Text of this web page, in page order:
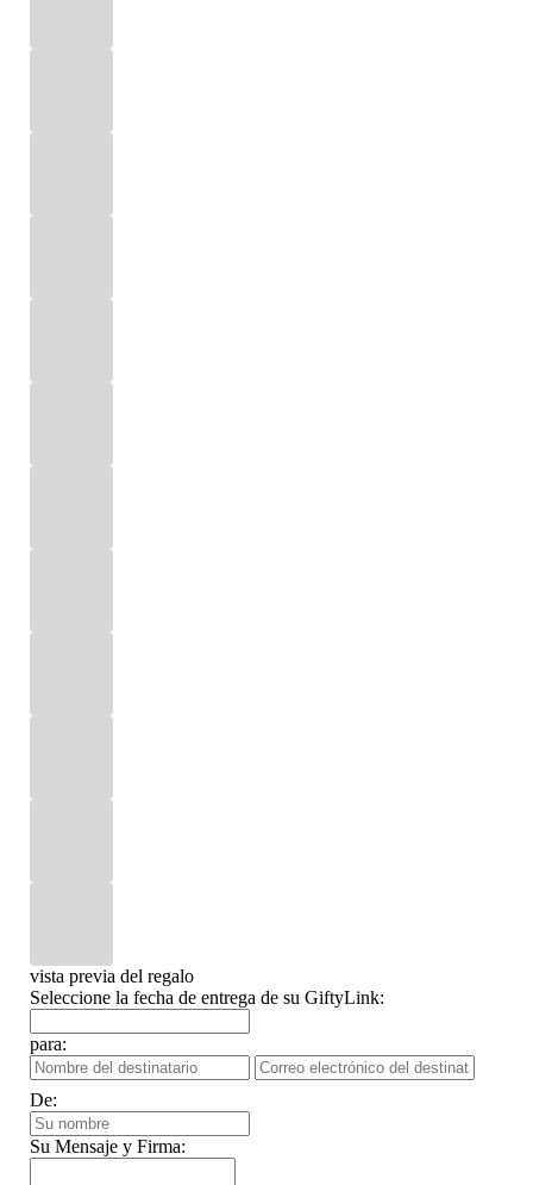
vista previa del regalo
Seleccione la fecha de entrega de su GiftyLink:
para:
De:
Su Mensaje y Firma: